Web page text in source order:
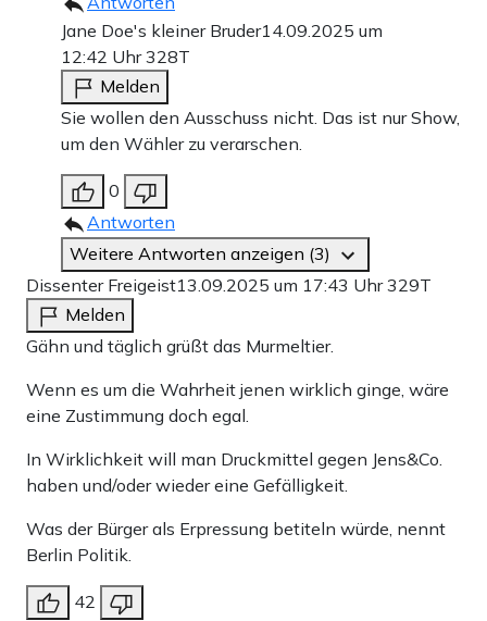
Jane Doe's kleiner Bruder14.09.2025 um
12:42 Uhr328T
Melden
Sie wollen den Ausschuss nicht. Das ist nur Show,
um den Wähler zu verarschen.
0
Antworten
Weitere Antworten anzeigen (3)
Dissenter Freigeist13.09.2025 um 17:43 Uhr329T
Melden
Gähn und täglich grüßt das Murmeltier.
Wenn es um die Wahrheit jenen wirklich ginge, wäre
eine Zustimmung doch egal.
In Wirklichkeit will man Druckmittel gegen Jens&Co.
haben und/oder wieder eine Gefälligkeit.
Was der Bürger als Erpressung betiteln würde, nennt
Berlin Politik.
42